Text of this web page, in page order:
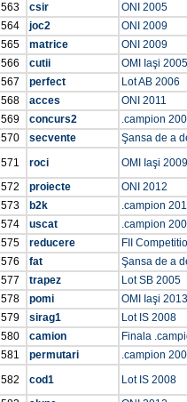
563
csir
ONI 2005
564
joc2
ONI 2009
565
matrice
ONI 2009
566
cutii
OMI Iaşi 2005
567
perfect
Lot AB 2006
568
acces
ONI 2011
569
concurs2
.campion
570
secvente
Şansa de a
571
roci
OMI Iaşi 2009
572
proiecte
ONI 2012
573
b2k
.campion
574
uscat
.campion
575
reducere
FII
576
fat
Şansa de a
577
trapez
Lot SB 2005
578
pomi
OMI Iaşi 2013
579
sirag1
Lot IS 2008
580
camion
Finala
581
permutari
.campion
582
cod1
Lot IS 2008